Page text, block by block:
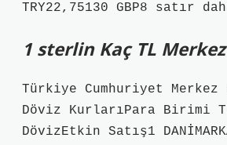
TRY22,75130 GBP8 satır
1 sterlin Kaç TL
Türkiye Cumhuriyet Merkez
Döviz KurlarıPara Birimi
DövizEtkin Satış1